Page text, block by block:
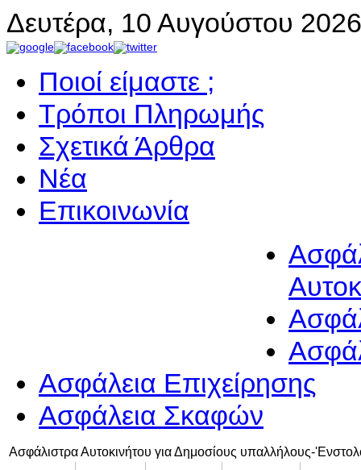
Δευτέρα, 10 Αυγούστου 2026
Ποιοί είμαστε ;
Τρόποι Πληρωμής
Σχετικά Άρθρα
Νέα
Επικοινωνία
Ασφάλεια Επιχείρησης
Ασφάλεια Σκαφών
Ασφάλιστρα Αυτοκινήτου για Δημοσίους υπαλλήλους-